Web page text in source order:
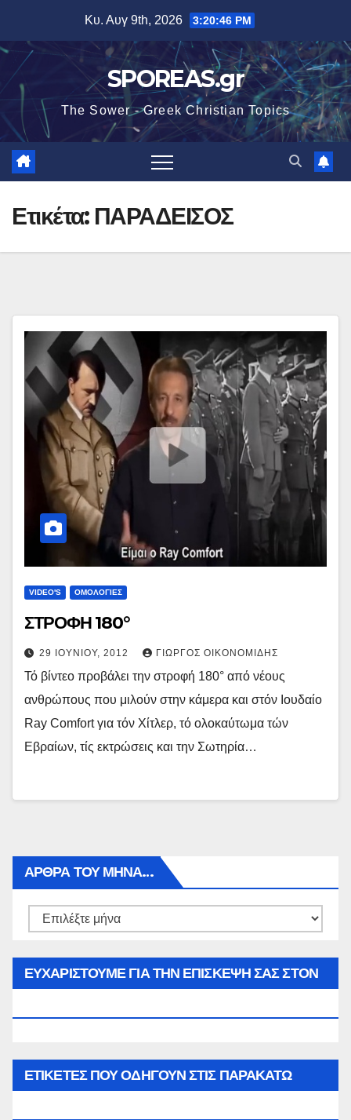
περιεχόμενο
Κυ. Αυγ 9th, 2026 3:20:47 PM
SPOREAS.gr
The Sower - Greek Christian Topics
Ετικέτα: ΠΑΡΑΔΕΙΣΟΣ
VIDEO'S ΟΜΟΛΟΓΙΕΣ
ΣΤΡΟΦΗ 180°
29 ΙΟΥΝΊΟΥ, 2012 ΓΙΏΡΓΟΣ ΟΙΚΟΝΟΜΊΔΗΣ
Τό βίντεο προβάλει την στροφή 180° από νέους
ανθρώπους που μιλούν στην κάμερα και στόν Ιουδαίο
Ray Comfort για τόν Χίτλερ, τό ολοκαύτωμα τών
Εβραίων, τίς εκτρώσεις και την Σωτηρία…
ΑΡΘΡΑ ΤΟΥ ΜΉΝΑ…
Αρθρα
ΕΥΧΑΡΙΣΤΟΥΜΕ ΓΙΑ ΤΗΝ ΕΠΙΣΚΕΨΗ ΣΑΣ ΣΤΟΝ
ΕΤΙΚΈΤΕΣ ΠΟΥ ΟΔΗΓΟΎΝ ΣΤΙΣ ΠΑΡΑΚΆΤΩ